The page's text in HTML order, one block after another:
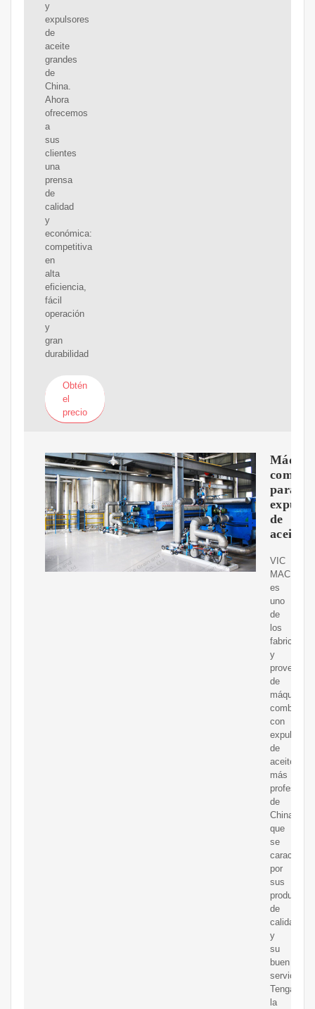
y
expulsores
de
aceite
grandes
de
China.
Ahora
ofrecemos
a
sus
clientes
una
prensa
de
calidad
y
económica:
competitiva
en
alta
eficiencia,
fácil
operación
y
gran
durabilidad
Obtén
el
precio
para
de
aceite
VIC
es
uno
de
los
fabricantes
y
de
máquinas
con
expulsor
de
aceite
más
de
China,
que
se
caracteriza
por
sus
productos
de
calidad
y
su
buen
servicio.
Tenga
la